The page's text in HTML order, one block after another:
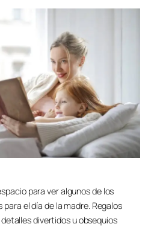
para ver algunos de los
para el día de la madre. Regalos
divertidos u obsequios